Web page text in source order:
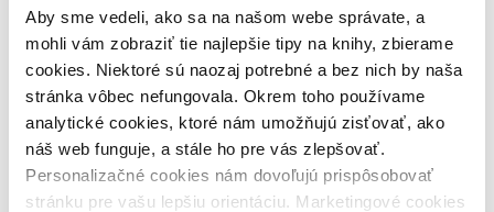
Aby sme vedeli, ako sa na našom webe správate, a
mohli vám zobraziť tie najlepšie tipy na knihy, zbierame
cookies. Niektoré sú naozaj potrebné a bez nich by naša
stránka vôbec nefungovala. Okrem toho používame
analytické cookies, ktoré nám umožňujú zisťovať, ako
náš web funguje, a stále ho pre vás zlepšovať.
Personalizačné cookies nám dovoľujú prispôsobovať
stránku pre vašu lepšiu orientáciu. Marketingové cookies
vytváranie (1 titul)vytváranie1
Vydavateľstvo
Mgr. Pavel Kotrla (1 titul)Mgr. Pavel Kotrla1
Väzba
pevná väzba (1 titul)
Zúžiť výber